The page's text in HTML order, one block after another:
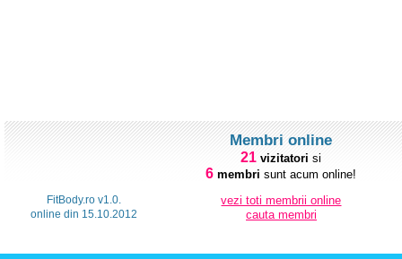
FitBody.ro v1.0.
online din 15.10.2012
Membri online
21 vizitatori si
6 membri sunt acum online!
vezi toti membrii online
cauta membri